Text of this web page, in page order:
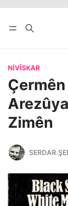
bişopîne
NIVÎSKAR
Zimên
SERDAR